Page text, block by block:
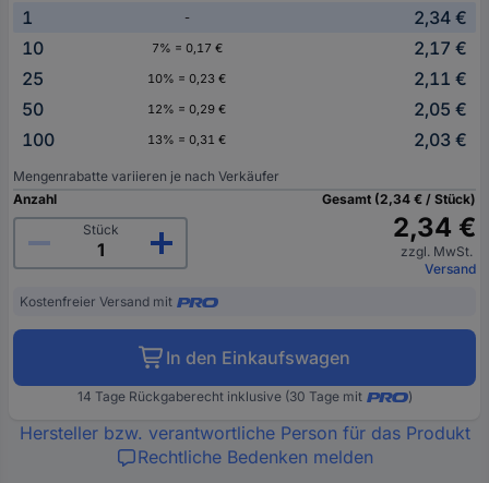
1 -
2,34 €
10
7% = 0,17 €
2,17 €
25
10% = 0,23 €
2,11 €
50
12% = 0,29 €
2,05 €
100
13% = 0,31 € 2,03 €
Mengenrabatte variieren je nach Verkäufer
Anzahl
Stück
Gesamt (2,34 € / Stück)
2,34 €
zzgl. MwSt.
Versand
Kostenfreier Versand mit
In den Einkaufswagen
14 Tage Rückgaberecht inklusive (30 Tage mit )
Hersteller bzw. verantwortliche Person für das Produkt
Rechtliche Bedenken melden